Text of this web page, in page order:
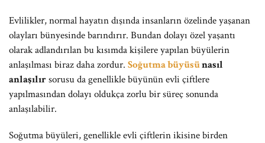
Evlilikler, normal hayatın dışında insanların özelinde yaşanan
olayları bünyesinde barındırır. Bundan dolayı özel yaşantı
olarak adlandırılan bu kısımda kişilere yapılan büyülerin
anlaşılması biraz daha zordur. Soğutma büyüsünasıl
anlaşılırsorusu da genellikle büyünün evli çiftlere
yapılmasından dolayı oldukça zorlu bir süreç sonunda
anlaşılabilir.
Soğutma büyüleri, genellikle evli çiftlerin ikisine birden